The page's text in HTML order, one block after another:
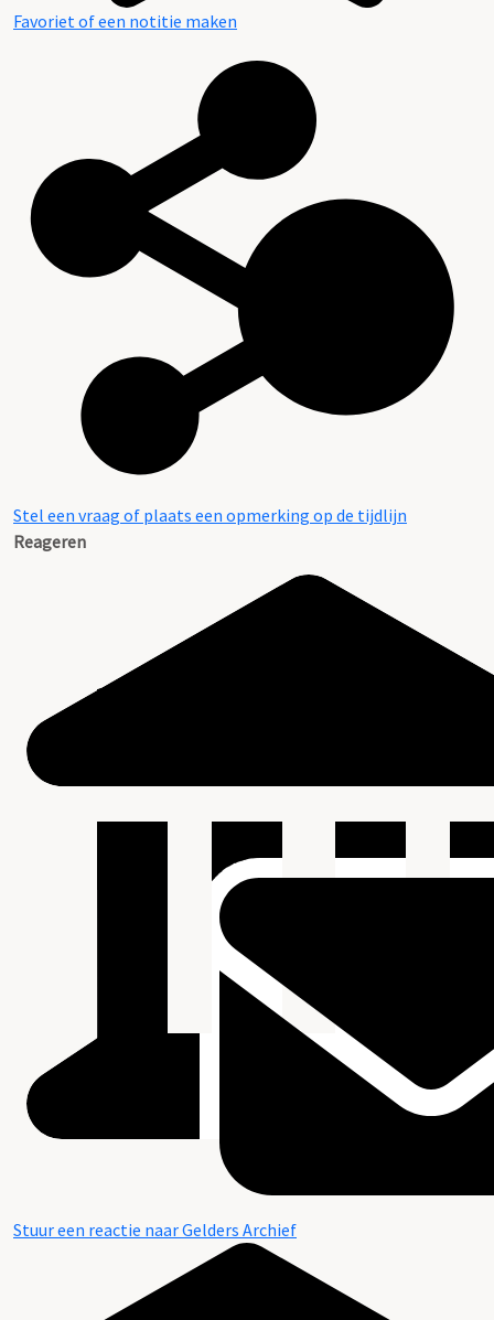
Favoriet of een notitie maken
Stel een vraag of plaats een opmerking op de tijdlijn
Reageren
Stuur een reactie naar Gelders Archief